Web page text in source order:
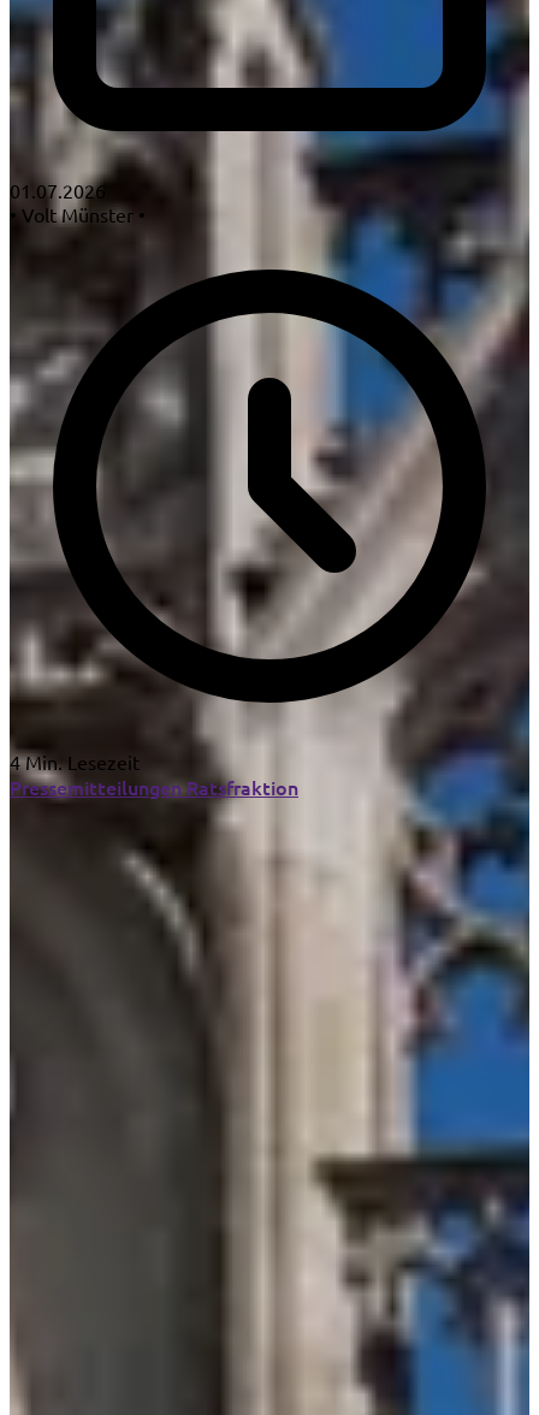
01.07.2026
• Volt Münster •
4 Min. Lesezeit
PressemitteilungenRatsfraktion